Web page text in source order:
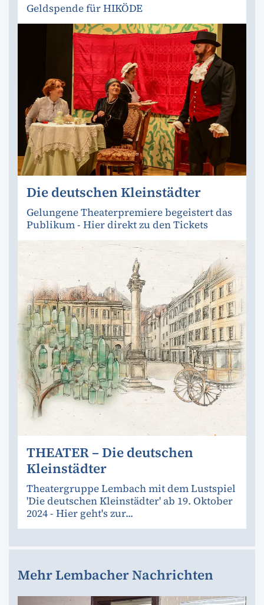
Geldspende für HIKÖDE
Die deutschen Kleinstädter
Gelungene Theaterpremiere begeistert das
Publikum - Hier direkt zu den Tickets
THEATER – Die deutschen
Kleinstädter
Theatergruppe Lembach mit dem Lustspiel
'Die deutschen Kleinstädter' ab 19. Oktober
2024 - Hier geht's zur...
Mehr Lembacher Nachrichten